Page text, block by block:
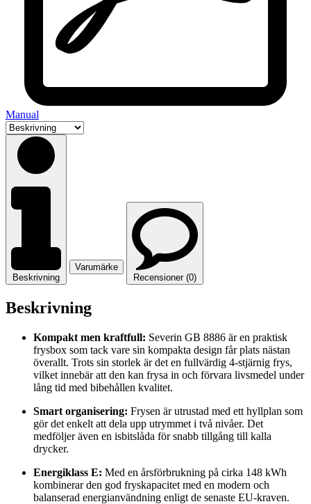
Manual
Beskrivning
Varumärke
Recensioner (0)
Beskrivning
Kompakt men kraftfull: Severin GB 8886 är en praktisk
frysbox som tack vare sin kompakta design får plats nästan
överallt. Trots sin storlek är det en fullvärdig 4-stjärnig frys,
vilket innebär att den kan frysa in och förvara livsmedel under
lång tid med bibehållen kvalitet.
Smart organisering: Frysen är utrustad med ett hyllplan som
gör det enkelt att dela upp utrymmet i två nivåer. Det
medföljer även en isbitslåda för snabb tillgång till kalla
drycker.
Energiklass E: Med en årsförbrukning på cirka 148 kWh
kombinerar den god fryskapacitet med en modern och
balanserad energianvändning enligt de senaste EU-kraven.